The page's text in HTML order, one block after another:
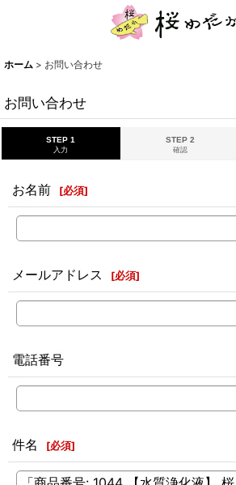
ホーム > お問い合わせ
お問い合わせ
STEP 1
入力
STEP 2
確認
お名前 [必須]
メールアドレス [必須]
電話番号
件名 [必須]